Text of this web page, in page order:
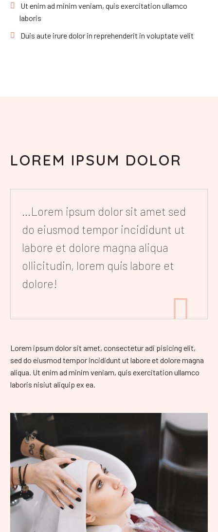
Ut enim ad minim veniam, quis exercitation ullamco
laboris
Duis aute irure dolor in reprehenderit in voluptate velit
LOREM IPSUM DOLOR
…Lorem ipsum dolor sit amet sed
do eiusmod tempor incididunt ut
labore et dolore magna aliqua
ollicitudin, lorem quis labore et
dolore!

Lorem ipsum dolor sit amet, consectetur adi pisicing elit,
sed do eiusmod tempor incididunt ut labore et dolore magna
aliqua. Ut enim ad minim veniam, quis exercitation ullamco
laboris nisiut aliquip ex ea.